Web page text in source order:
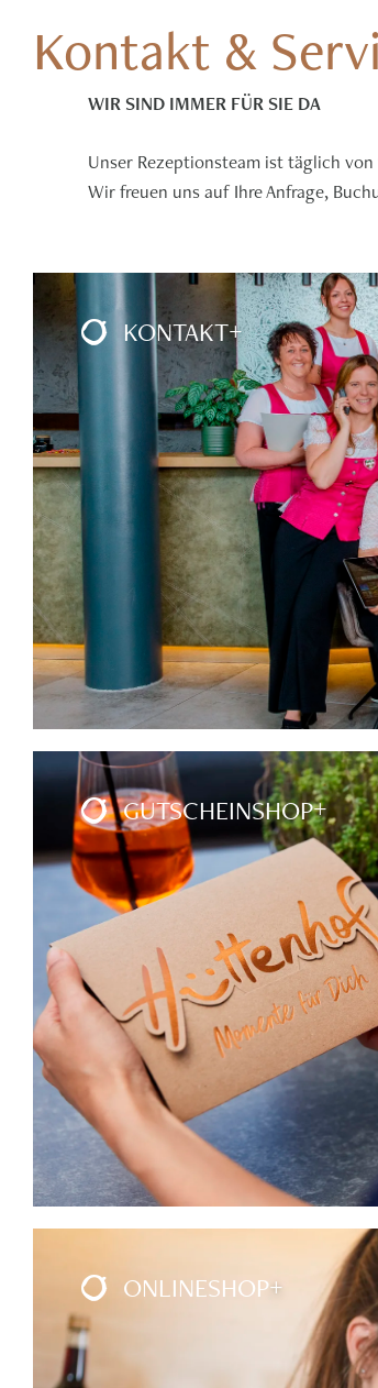
Kontakt &
WIR SIND IMMER FÜR SIE DA
Unser Rezeptionsteam ist täglich von
Wir freuen uns auf Ihre Anfrage,
KONTAKT
GUTSCHEINSHOP
ONLINESHOP